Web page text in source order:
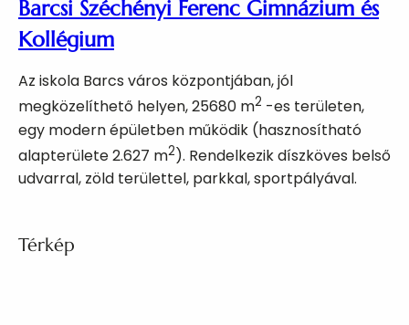
Barcsi Széchényi Ferenc Gimnázium és
Kollégium
Az iskola Barcs város központjában, jól
megközelíthető helyen, 25680 m2 -es területen,
egy modern épületben működik (hasznosítható
alapterülete 2.627 m2). Rendelkezik díszköves belső
udvarral, zöld területtel, parkkal, sportpályával.
Térkép